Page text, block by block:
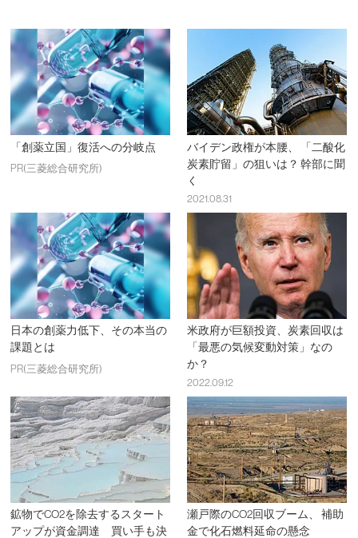
「創薬立国」復活への分岐点
PR(三菱総合研究所)
バイデン政権が本腰、 「二酸化
炭素貯留」の狙いは？ 幹部に聞
く
2021.08.31
日本の創薬力低下、その本当の
課題とは
PR(三菱総合研究所)
米政府が巨額投資、炭素回収は
「最悪の気候変動対策」なの
か？
2022.09.12
鉱物でCO2を除去するスタート
アップが資金調達 買い手も決
瀬戸際のCO2回収ブーム、 補助
金で化石燃料延命の懸念